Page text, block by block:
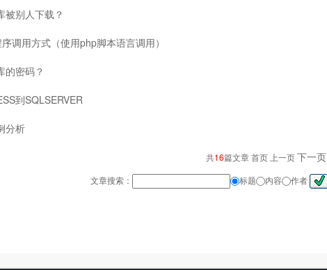
被别人下载？
调用方式（使用php脚本语言调用）
的密码？
到SQLSERVER
分析
共16篇文章 首页 上一页下一页
文章搜索：
标题 内容 作者